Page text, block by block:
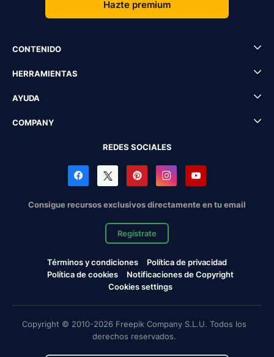
Hazte premium
CONTENIDO
HERRAMIENTAS
AYUDA
COMPANY
REDES SOCIALES
Consigue recursos exclusivos directamente en tu email
Regístrate
Términos y condiciones
Política de privacidad
Política de cookies
Notificaciones de Copyright
Cookies settings
Copyright © 2010-2026 Freepik Company S.L.U. Todos los
derechos reservados.